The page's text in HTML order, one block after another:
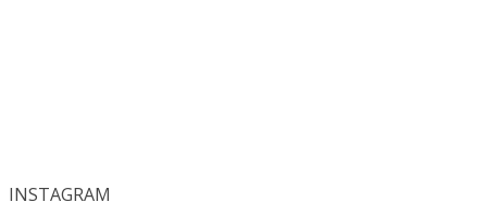
INSTAGRAM